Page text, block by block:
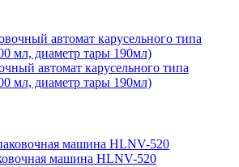
автомат карусельного типа
мл, диаметр тары 190мл)
машина HLNV-520